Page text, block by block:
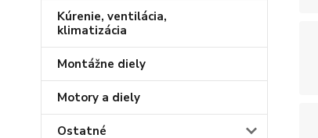
Kúrenie, ventilácia,
klimatizácia
Montážne diely
Motory a diely
Ostatné